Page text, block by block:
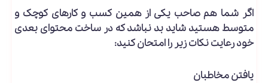
اگر شما هم صاحب یکی از همین کسب و کارهای کوچک و
متوسط هستید شاید بد نباشد که در ساخت محتوای بعدی
خود رعایت نکات زیر را امتحان کنید:
یافتن مخاطبان